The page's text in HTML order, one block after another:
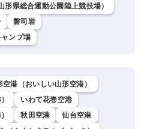
県総合運動公園陸上競技場）
磐司岩
ンプ場
空港（おいしい山形空港）
いわて花巻空港
秋田空港
仙台空港